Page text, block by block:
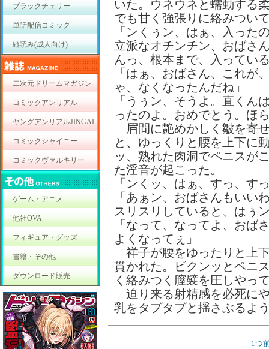
ブラックチェリー
単話配信コミック
縦読み(成人向け)
二次元ドリームマガジン
コミックアンリアル
ヤングアンリアルJINGAI
コミックシャイニー
コミックヴァルキリー
ゲーム・アニメ
他社OVA
フィギュア・グッズ
書籍・その他
ダウンロード販売
いた。ウネウネと蠕動する
でも甘く強張りに絡みつい
「ンくぅン、はぁ、入った
立派なオチンチン、おばさ
んっ、根本まで、入ってい
「はぁ、おばさん、これが
ゃ、なくなったんだね」
「うぅン、そうよ。直くん
ったのよ。おめでとう。ほ
眉間に艶めかしく皺を寄
と、ゆっくりと腰を上下に
ッ、熟れた肉洞でペニスが
た淫音が起こった。
「ンくッ、はぁ、すっ、す
「あぁン、おばさんもいい
スリスリしていると、はぅ
「なって、なってよ、おば
よくなってぇ」
祥子が腰をゆったりと上
貫かれた。ビクンッとペニ
く絡みつく膣襞を圧しやっ
迫り来る射精感を必死に
乳をタプタプと揺さぶるよ
1つ